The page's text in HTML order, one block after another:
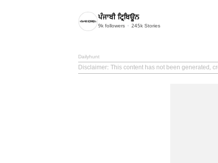
ਪੰਜਾਬੀ ਟ੍ਰਿਬਿਊਨ
9k followers 245k Stories
Dailyhunt
Disclaimer: This content has not been generated,